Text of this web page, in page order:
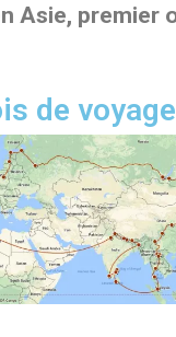
Asie, premier
de